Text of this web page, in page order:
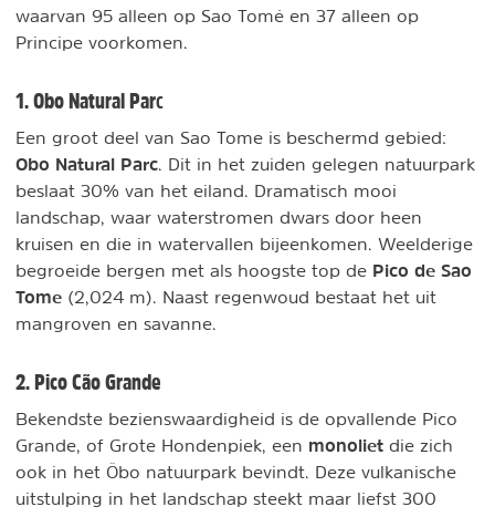
waarvan 95 alleen op Sao Tomé en 37 alleen op
Principe voorkomen.
1. Obo Natural Parc
Een groot deel van Sao Tome is beschermd gebied:
Obo Natural Parc. Dit in het zuiden gelegen natuurpark
beslaat 30% van het eiland. Dramatisch mooi
landschap, waar waterstromen dwars door heen
kruisen en die in watervallen bijeenkomen. Weelderige
begroeide bergen met als hoogste top de Pico de Sao
Tome (2,024 m). Naast regenwoud bestaat het uit
mangroven en savanne.
2. Pico Cão Grande
Bekendste bezienswaardigheid is de opvallende Pico
Grande, of Grote Hondenpiek, een monoliet die zich
ook in het Ôbo natuurpark bevindt. Deze vulkanische
uitstulping in het landschap steekt maar liefst 300